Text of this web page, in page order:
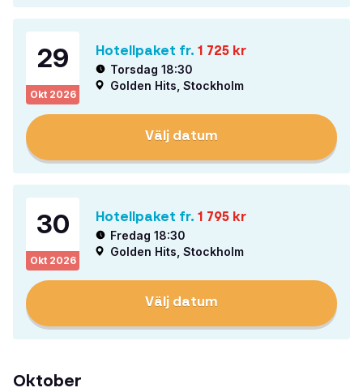
29
Okt 2026
Hotellpaket fr. 1 725 kr
Torsdag 18:30
Golden Hits, Stockholm
Välj datum
30
Okt 2026
Hotellpaket fr. 1 795 kr
Fredag 18:30
Golden Hits, Stockholm
Välj datum
Oktober